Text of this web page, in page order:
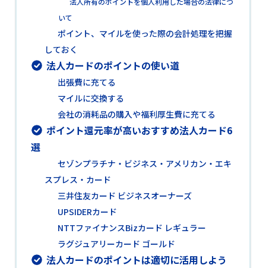
いて
ポイント、マイルを使った際の会計処理を把握
しておく
法人カードのポイントの使い道
出張費に充てる
マイルに交換する
会社の消耗品の購入や福利厚生費に充てる
ポイント還元率が高いおすすめ法人カード6
選
セゾンプラチナ・ビジネス・アメリカン・エキ
スプレス・カード
三井住友カード ビジネスオーナーズ
UPSIDERカード
NTTファイナンスBizカード レギュラー
ラグジュアリーカード ゴールド
法人カードのポイントは適切に活用しよう